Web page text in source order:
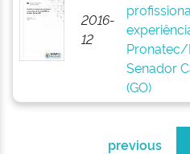
2016-
12
Pronatec/
Senador
(GO)
previous